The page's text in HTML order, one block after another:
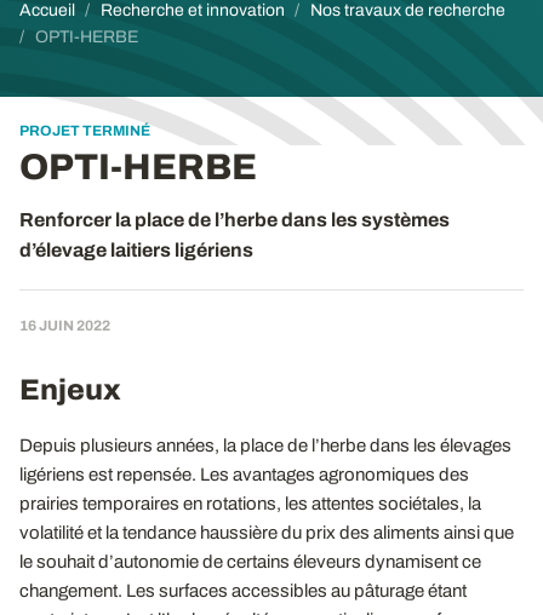
Fil d'Ariane
Accueil Recherche et innovation
Nos travaux de recherche
OPTI-HERBE
PROJET TERMINÉ
OPTI-HERBE
Renforcer la place de l’herbe dans les systèmes
d’élevage laitiers ligériens
16 JUIN 2022
Enjeux
Depuis plusieurs années, la place de l’herbe dans les élevages
ligériens est repensée. Les avantages agronomiques des
prairies temporaires en rotations, les attentes sociétales, la
volatilité et la tendance haussière du prix des aliments ainsi que
le souhait d’autonomie de certains éleveurs dynamisent ce
changement. Les surfaces accessibles au pâturage étant